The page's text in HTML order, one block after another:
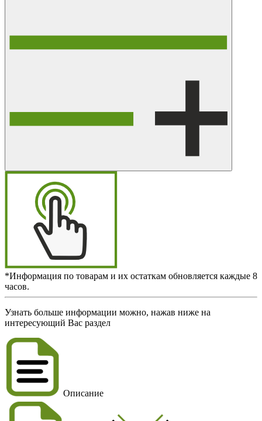
*Информация по товарам и их остаткам обновляется каждые 8
часов.
Узнать больше информации можно, нажав ниже на
интересующий Вас раздел
Описание